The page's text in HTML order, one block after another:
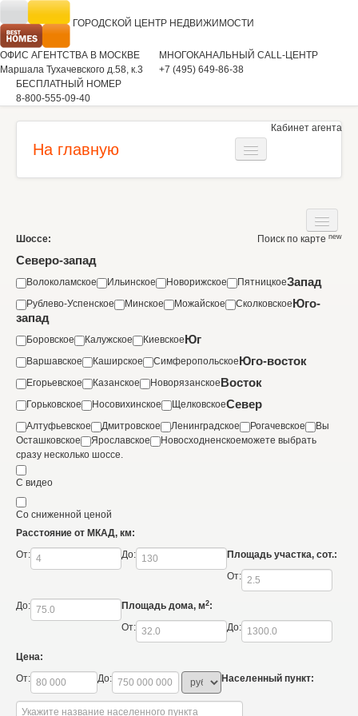
ГОРОДСКОЙ ЦЕНТР НЕДВИЖИМОСТИ
ОФИС АГЕНТСТВА В МОСКВЕ
Маршала Тухачевского д.58, к.3
МНОГОКАНАЛЬНЫЙ CALL-ЦЕНТР
+7 (495) 649-86-38
БЕСПЛАТНЫЙ НОМЕР
8-800-555-09-40
Кабинет агента
На главную
Аренда
Вакансии
Участки
Квартиры
Коммерческая недвижимость
Шоссе: Поиск по карте new
Северо-запад
Волоколамское Ильинское Новорижское ПятницкоеЗапад
Рублево-Успенское Минское Можайское СколковскоеЮго-
запад
Боровское Калужское КиевскоеЮг
Варшавское Каширское СимферопольскоеЮго-восток
Егорьевское Казанское НоворязанскоеВосток
Горьковское Носовихинское ЩелковскоеСевер
Алтуфьевское Дмитровское Ленинградское
Рогачевское
Осташковское
Ярославское Новосходненское
Вы
можете выбрать
сразу несколько шоссе.
С видео
Со сниженной ценой
Расстояние от МКАД, км:
От:
До:
Площадь участка, сот.:
От:
До: Площадь дома, м2:
От:
До:
Цена:
От:
До: Населенный пункт: